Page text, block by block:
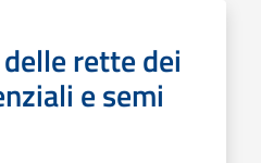
rette dei
e semi